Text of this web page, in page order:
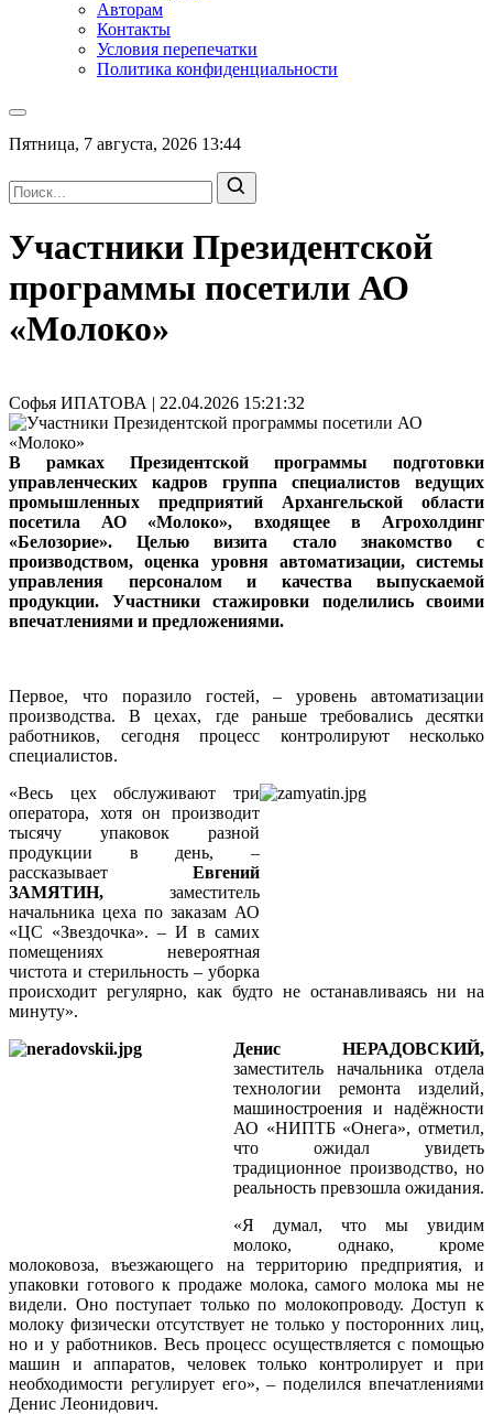
Авторам
Контакты
Условия перепечатки
Политика конфиденциальности
Пятница, 7 августа, 2026 13:44
Участники Президентской
программы посетили АО
«Молоко»
Софья ИПАТОВА | 22.04.2026 15:21:32
В рамках Президентской программы подготовки
управленческих кадров группа специалистов ведущих
промышленных предприятий Архангельской области
посетила АО «Молоко», входящее в Агрохолдинг
«Белозорие». Целью визита стало знакомство с
производством, оценка уровня автоматизации, системы
управления персоналом и качества выпускаемой
продукции. Участники стажировки поделились своими
впечатлениями и предложениями.
Первое, что поразило гостей, – уровень автоматизации
производства. В цехах, где раньше требовались десятки
работников, сегодня процесс контролируют несколько
специалистов.
«Весь цех обслуживают три
оператора, хотя он производит
тысячу упаковок разной
продукции в день, –
рассказывает Евгений
ЗАМЯТИН, заместитель
начальника цеха по заказам АО
«ЦС «Звездочка». – И в самих
помещениях невероятная
чистота и стерильность – уборка
происходит регулярно, как будто не останавливаясь ни на
минуту».
Денис НЕРАДОВСКИЙ,
заместитель начальника отдела
технологии ремонта изделий,
машиностроения и надёжности
АО «НИПТБ «Онега», отметил,
что ожидал увидеть
традиционное производство, но
реальность превзошла ожидания.
«Я думал, что мы увидим
молоко, однако, кроме
молоковоза, въезжающего на территорию предприятия, и
упаковки готового к продаже молока, самого молока мы не
видели. Оно поступает только по молокопроводу. Доступ к
молоку физически отсутствует не только у посторонних лиц,
но и у работников. Весь процесс осуществляется с помощью
машин и аппаратов, человек только контролирует и при
необходимости регулирует его», – поделился впечатлениями
Денис Леонидович.